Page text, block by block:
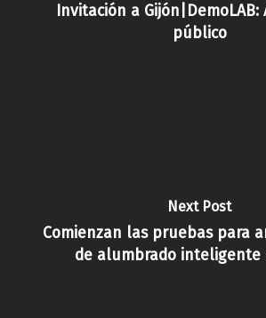
Invitación a
público
Next Post
Comienzan las pruebas para
de alumbrado inteligente